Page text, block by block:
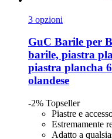
3 opzioni
GuC Barile per
barile, piastra
piastra plancha
olandese
-2% Topseller
Piastre e
Estremamente
Adatto a